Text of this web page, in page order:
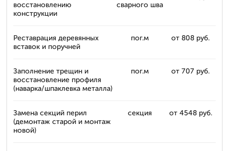
восстановлению
конструкции
сварного шва
Реставрация деревянных
вставок и поручней
пог.м от 808 руб.
Заполнение трещин и
восстановление профиля
(наварка/шпаклевка металла)
пог.м от 707 руб.
Замена секций перил
(демонтаж старой и монтаж
новой)
секция от 4548 руб.